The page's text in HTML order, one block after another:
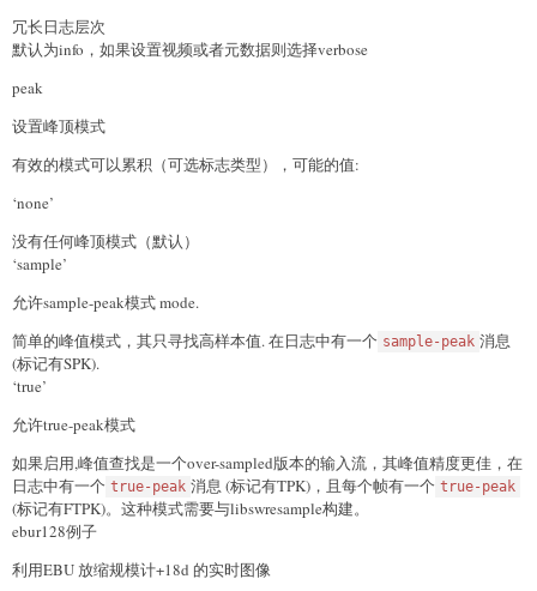
冗长日志层次
默认为info，如果设置视频或者元数据则选择verbose
peak
设置峰顶模式
有效的模式可以累积（可选标志类型），可能的值:
‘none’
没有任何峰顶模式（默认）
‘sample’
允许sample-peak模式 mode.
简单的峰值模式，其只寻找高样本值. 在日志中有一个 sample-peak 消息
(标记有SPK).
‘true’
允许true-peak模式
如果启用,峰值查找是一个over-sampled版本的输入流，其峰值精度更佳，在
日志中有一个 true-peak 消息 (标记有TPK)，且每个帧有一个 true-peak
(标记有FTPK)。这种模式需要与libswresample构建。
ebur128例子
利用EBU 放缩规模计+18d 的实时图像